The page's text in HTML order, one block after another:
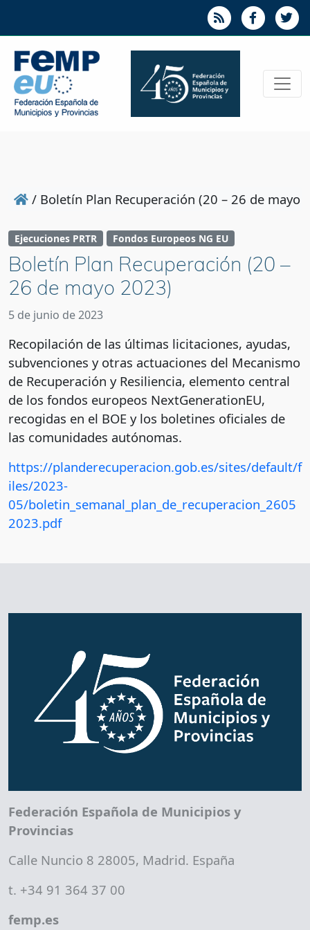
/ Boletín Plan Recuperación (20 – 26 de mayo
Ejecuciones PRTR Fondos Europeos NG EU
Boletín Plan Recuperación (20 –
26 de mayo 2023)
5 de junio de 2023
Recopilación de las últimas licitaciones, ayudas,
subvenciones y otras actuaciones del Mecanismo
de Recuperación y Resiliencia, elemento central
de los fondos europeos NextGenerationEU,
recogidas en el BOE y los boletines oficiales de
las comunidades autónomas.
https://planderecuperacion.gob.es/sites/default/f
iles/2023-
05/boletin_semanal_plan_de_recuperacion_2605
2023.pdf
Federación Española de Municipios y
Provincias
Calle Nuncio 8 28005, Madrid. España
t. +34 91 364 37 00
femp.es